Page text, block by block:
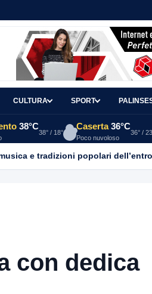
CULTURA SPORT
38°C
38° / 18°
Caserta 36°C
Poco nuvoloso
36° /
e tradizioni popolari
con dedica